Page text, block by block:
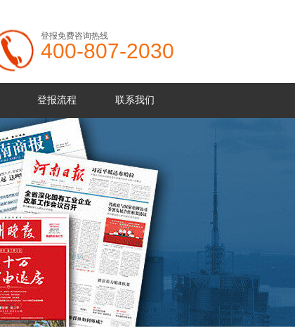
登报免费咨询热线
400-807-2030
登报流程 联系我们